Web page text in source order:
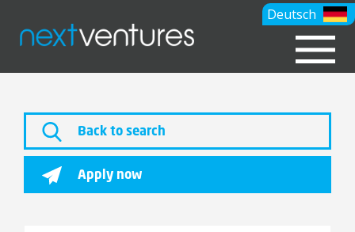
Deutsch
Back to search
Apply now